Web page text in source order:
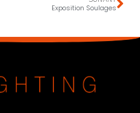
Exposition Soulages